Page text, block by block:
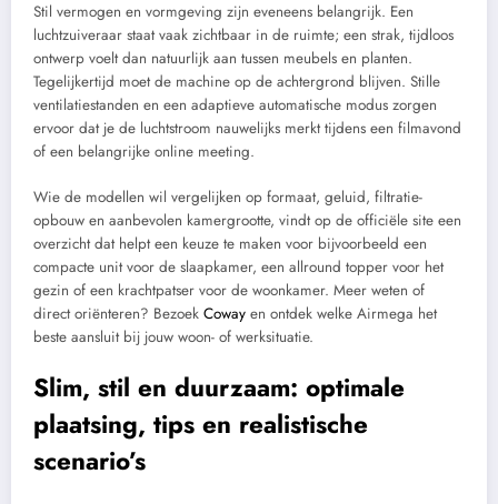
Stil vermogen en vormgeving zijn eveneens belangrijk. Een
luchtzuiveraar staat vaak zichtbaar in de ruimte; een strak, tijdloos
ontwerp voelt dan natuurlijk aan tussen meubels en planten.
Tegelijkertijd moet de machine op de achtergrond blijven. Stille
ventilatiestanden en een adaptieve automatische modus zorgen
ervoor dat je de luchtstroom nauwelijks merkt tijdens een filmavond
of een belangrijke online meeting.
Wie de modellen wil vergelijken op formaat, geluid, filtratie-
opbouw en aanbevolen kamergrootte, vindt op de officiële site een
overzicht dat helpt een keuze te maken voor bijvoorbeeld een
compacte unit voor de slaapkamer, een allround topper voor het
gezin of een krachtpatser voor de woonkamer. Meer weten of
direct oriënteren? Bezoek Coway en ontdek welke Airmega het
beste aansluit bij jouw woon- of werksituatie.
Slim, stil en duurzaam: optimale
plaatsing, tips en realistische
scenario’s